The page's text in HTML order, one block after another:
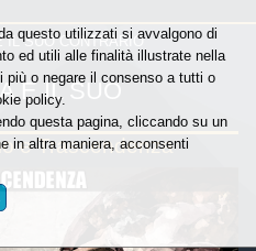
IL SUO CONTRARIO
E IL SUO
e Trascendenza
questo utilizzati si avvalgono di
ed utili alle finalità illustrate nella
o negare il consenso a tutti o
policy.
questa pagina, cliccando su un
in altra maniera, acconsenti